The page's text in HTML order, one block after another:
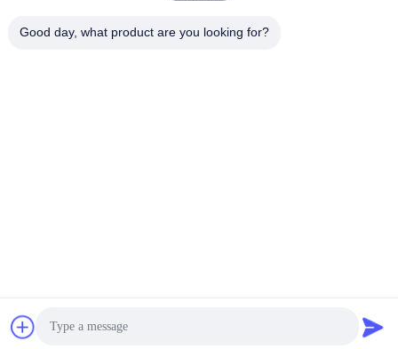
Good day, what product are you looking for?